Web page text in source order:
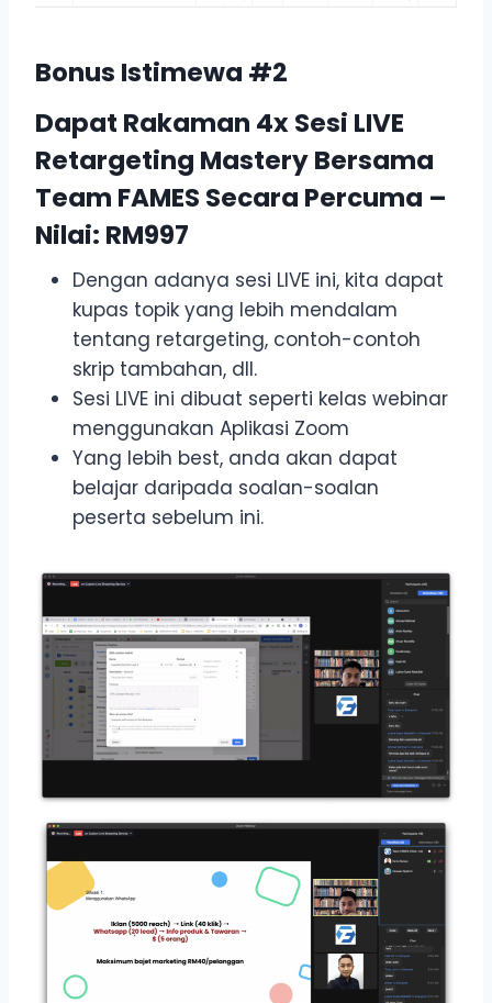
Bonus Istimewa #2
Dapat Rakaman 4x Sesi LIVE
Retargeting Mastery Bersama
Team FAMES Secara Percuma –
Nilai: RM997
Dengan adanya sesi LIVE ini, kita dapat
kupas topik yang lebih mendalam
tentang retargeting, contoh-contoh
skrip tambahan, dll.
Sesi LIVE ini dibuat seperti kelas webinar
menggunakan Aplikasi Zoom
Yang lebih best, anda akan dapat
belajar daripada soalan-soalan
peserta sebelum ini.